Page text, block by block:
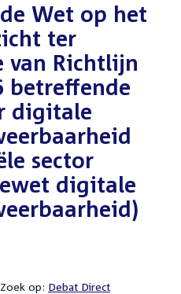
Wet op het
ter
Richtlijn
betreffende
digitale
sector
digitale
op: Debat Direct